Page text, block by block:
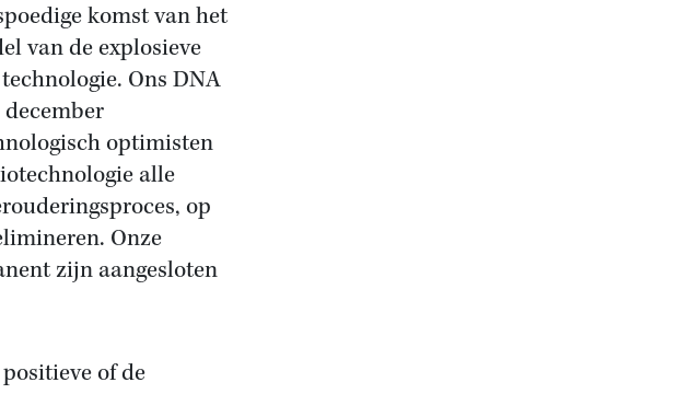
komst van het
van de explosieve
Ons DNA
optimisten
alle
op
Onze
zijn aangesloten
of de